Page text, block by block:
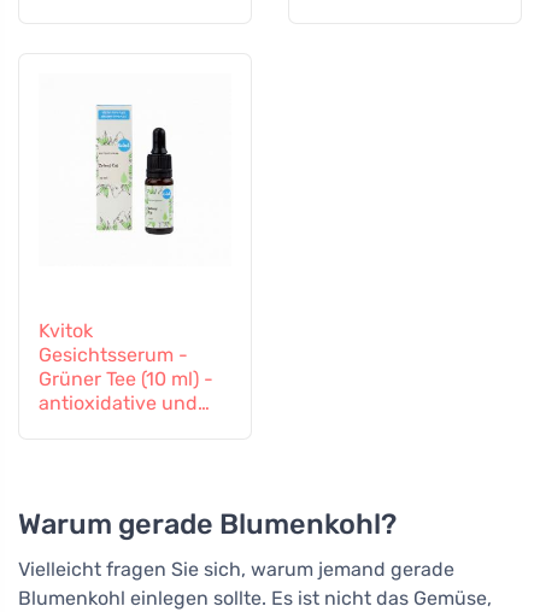
Kvitok
Gesichtsserum -
Grüner Tee (10 ml) -
antioxidative und
Warum gerade Blumenkohl?
Vielleicht fragen Sie sich, warum jemand gerade
Blumenkohl einlegen sollte. Es ist nicht das Gemüse,